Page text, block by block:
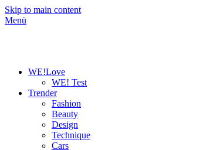
Skip to main content
Menü
WE!Love
WE! Test
Trender
Fashion
Beauty
Design
Technique
Cars